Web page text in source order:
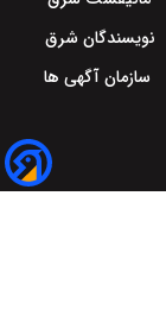
نویسندگان شرق
سازمان آگهی ها